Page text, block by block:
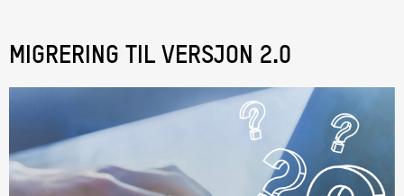
MIGRERING TIL VERSJON 2.0